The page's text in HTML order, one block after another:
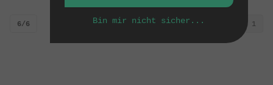
6/6 1
Bin mir nicht sicher...